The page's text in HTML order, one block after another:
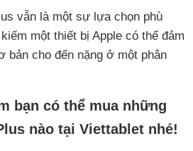
vẫn là một sự lựa chọn phù
một thiết bị Apple có thể đảm
bản cho đến nặng ở một phân
bạn có thể mua những
nào tại Viettablet nhé!